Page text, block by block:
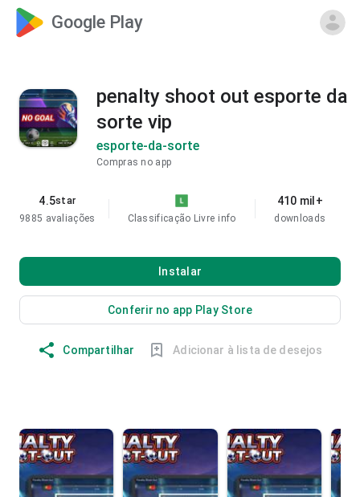
Google Play
penalty shoot out esporte da
sorte vip
esporte-da-sorte
Compras no app
4.5star
9885 avaliações
Classificação Livre info
410 mil+
downloads
Instalar
Conferir no app Play Store
Compartilhar Adicionar à lista de desejos